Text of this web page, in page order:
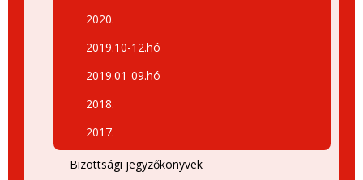
2020.
2019.10-12.hó
2019.01-09.hó
2018.
2017.
Bizottsági jegyzőkönyvek